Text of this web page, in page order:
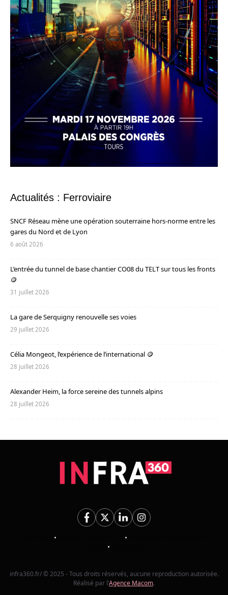
Actualités : Ferroviaire
SNCF Réseau mène une opération souterraine hors-norme entre les
gares du Nord et de Lyon
6 août 2026
L’entrée du tunnel de base chantier CO08 du TELT sur tous les fronts
🪙
31 juillet 2026
La gare de Serquigny renouvelle ses voies
29 juillet 2026
Célia Mongeot, l’expérience de l’international 🪙
28 juillet 2026
Alexander Heim, la force sereine des tunnels alpins
28 juillet 2026
• •
•
infra360.fr/ © 2025 - Tous droits réservés, aucune reproduction autorisée.
Réalisé par l'Agence Macom.